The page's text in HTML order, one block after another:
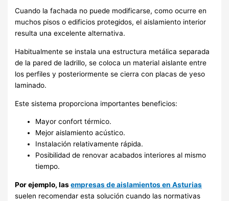
Cuando la fachada no puede modificarse, como ocurre en
muchos pisos o edificios protegidos, el aislamiento interior
resulta una excelente alternativa.
Habitualmente se instala una estructura metálica separada
de la pared de ladrillo, se coloca un material aislante entre
los perfiles y posteriormente se cierra con placas de yeso
laminado.
Este sistema proporciona importantes beneficios:
Mayor confort térmico.
Mejor aislamiento acústico.
Instalación relativamente rápida.
Posibilidad de renovar acabados interiores al mismo
tiempo.
Por ejemplo, lasempresas de aislamientos en Asturias
suelen recomendar esta solución cuando las normativas